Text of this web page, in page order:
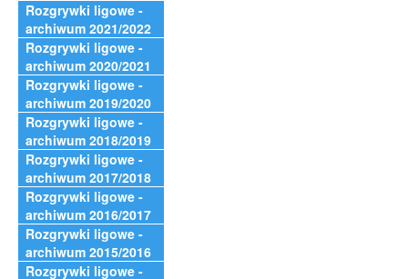
Rozgrywki ligowe -
archiwum 2021/2022
Rozgrywki ligowe -
archiwum 2020/2021
Rozgrywki ligowe -
archiwum 2019/2020
Rozgrywki ligowe -
archiwum 2018/2019
Rozgrywki ligowe -
archiwum 2017/2018
Rozgrywki ligowe -
archiwum 2016/2017
Rozgrywki ligowe -
archiwum 2015/2016
Rozgrywki ligowe -